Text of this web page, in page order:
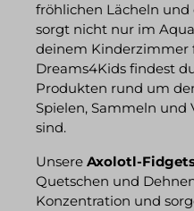
fröhlichen Lächeln
sorgt nicht nur im
deinem Kinderzimmer
Dreams4Kids findest
Produkten rund um
Spielen, Sammeln und
sind.
Unsere Axolotl-
Quetschen und
Konzentration und